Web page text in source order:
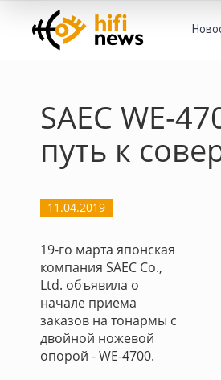
SAEC WE-
путь к
11.04.2019
19-го марта японская
компания SAEC Co.,
Ltd. объявила о
начале приема
заказов на тонармы с
двойной ножевой
опорой - WE-4700.